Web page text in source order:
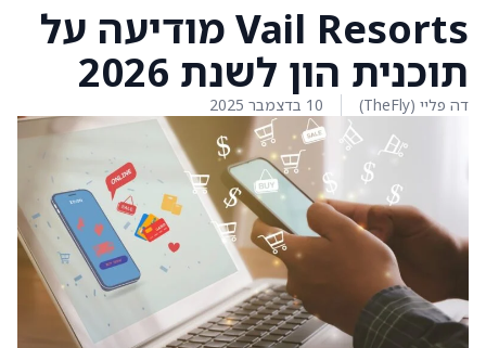
Vail Resorts מודיעה על
תוכנית הון לשנת 2026
דה פליי (TheFly) 10 בדצמבר 2025